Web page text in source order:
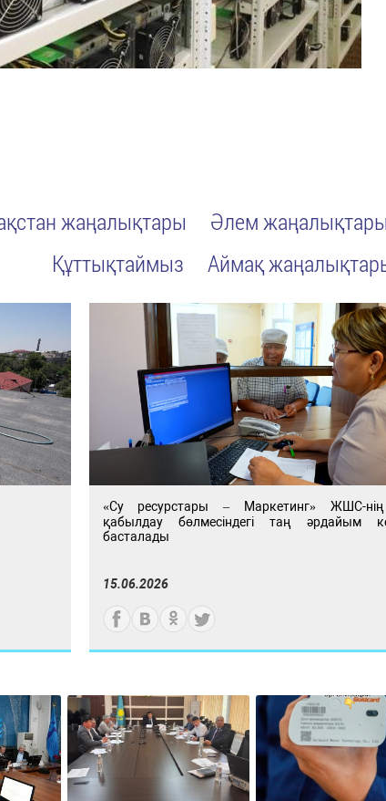
жаңалықтары Әлем жаңалықтары
Құттықтаймыз
Аймақ
«Су ресурстары – Маркетинг» ЖШС-
қабылдау бөлмесіндегі таң әрдайым
басталады
15.06.2026